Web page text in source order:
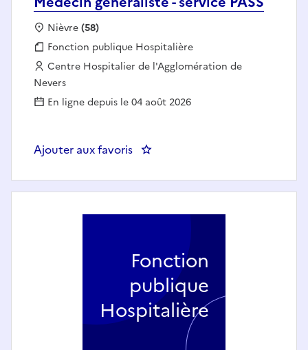
Localisation :
Nièvre(58)
Fonction publique :
Fonction publique Hospitalière
Employeur :
Centre Hospitalier de l'Agglomération de
Nevers
En ligne depuis le 04 août 2026
Ajouter aux favoris : Médecin généraliste - service
Fonction
publique
Hospitalière